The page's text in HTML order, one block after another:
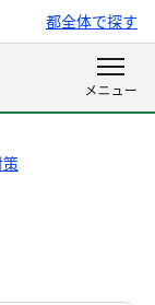
都全体で探す